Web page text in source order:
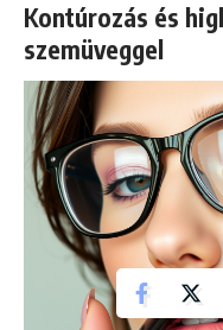
Kontúrozás és
szemüveggel